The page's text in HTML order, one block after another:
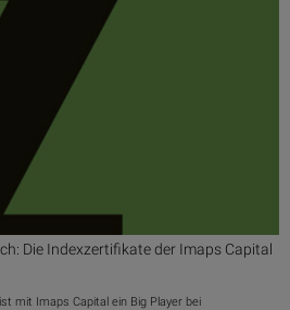
Die Indexzertifikate der Imaps Capital
mit Imaps Capital ein Big Player bei